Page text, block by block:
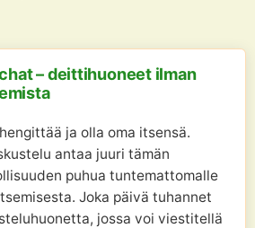
– deittihuoneet ilman
ja olla oma itsensä.
antaa juuri tämän
puhua tuntemattomalle
Joka päivä tuhannet
jossa voi viestitellä